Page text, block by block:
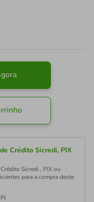
Crédito Sicredi, PIX
Sicredi , PIX ou
para a compra deste